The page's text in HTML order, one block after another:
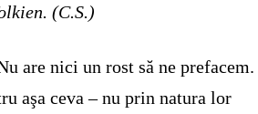
(C.S.)
are nici un rost să ne prefacem.
aşa ceva – nu prin natura lor